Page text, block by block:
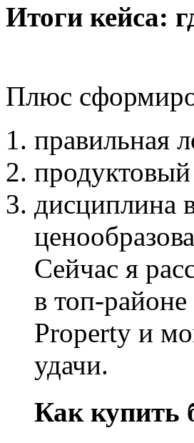
Итоги кейса:
Плюс
правильная
дисциплина
Сейчас я
в топ-
Property и
удачи.
Как купить